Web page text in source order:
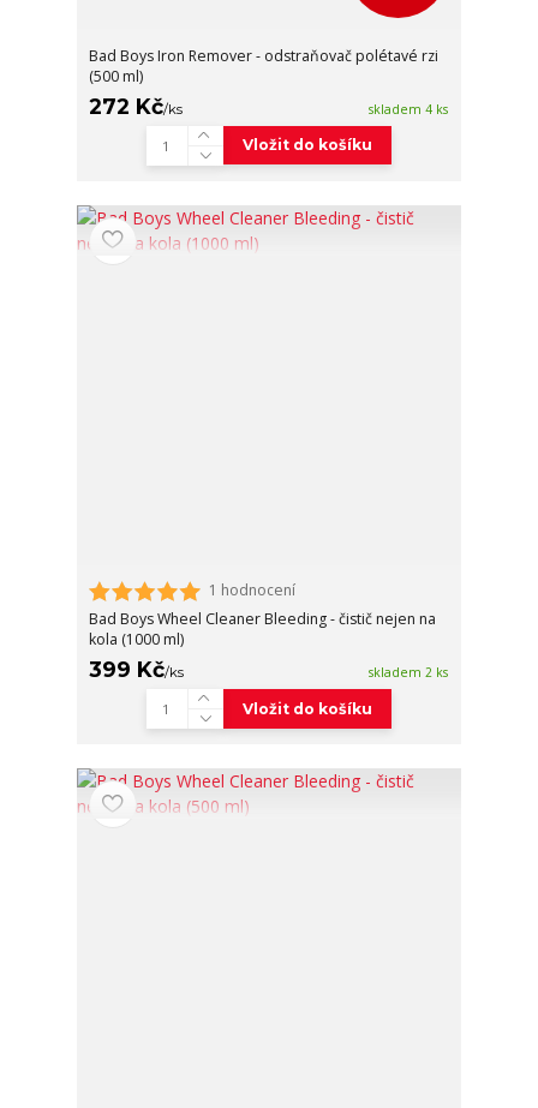
Bad Boys Iron Remover - odstraňovač polétavé rzi
(500 ml)
272 Kč/ks skladem 4 ks
Vložit do košíku
1 hodnocení
Bad Boys Wheel Cleaner Bleeding - čistič nejen na
kola (1000 ml)
399 Kč/ks skladem 2 ks
Vložit do košíku